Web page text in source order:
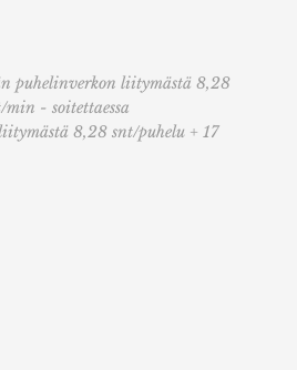
puhelinverkon liitymästä 8,28
- soitettaessa
8,28 snt/puhelu + 17